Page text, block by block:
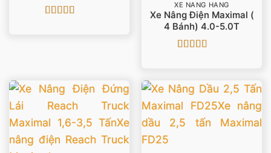
XE NÂNG HÀNG
Xe Nâng Điện Maximal (
4 Bánh) 4.0-5.0T